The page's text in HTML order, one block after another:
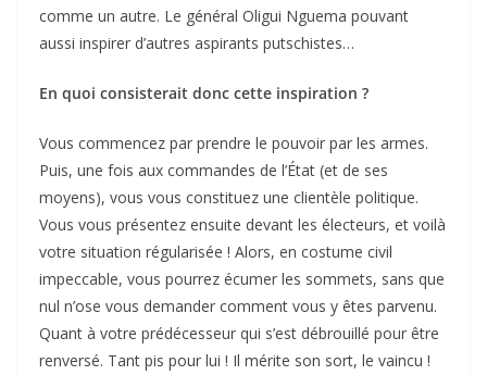
comme un autre. Le général Oligui Nguema pouvant
aussi inspirer d’autres aspirants putschistes…
En quoi consisterait donc cette inspiration ?
Vous commencez par prendre le pouvoir par les armes.
Puis, une fois aux commandes de l’État (et de ses
moyens), vous vous constituez une clientèle politique.
Vous vous présentez ensuite devant les électeurs, et voilà
votre situation régularisée ! Alors, en costume civil
impeccable, vous pourrez écumer les sommets, sans que
nul n’ose vous demander comment vous y êtes parvenu.
Quant à votre prédécesseur qui s’est débrouillé pour être
renversé. Tant pis pour lui ! Il mérite son sort, le vaincu !